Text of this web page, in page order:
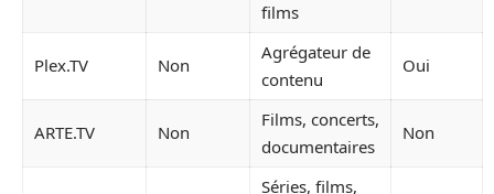
films
Plex.TV Non
Agrégateur de
contenu
Oui
ARTE.TV Non
Films, concerts,
documentaires
Non
Séries, films,